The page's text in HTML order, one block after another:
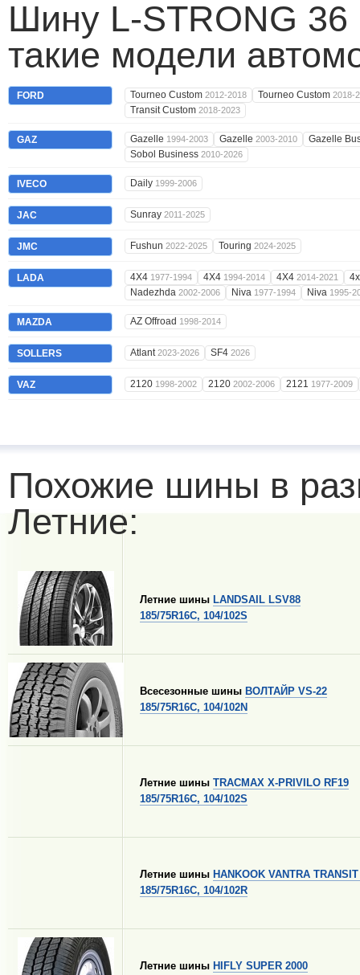
Шину L-STRONG 36
такие модели
FORD Tourneo Custom 2012-2018 Tourneo Custom 2018-
Transit Custom 2018-2023
GAZ Gazelle 1994-2003 Gazelle 2003-2010
Gazelle
Sobol Business 2010-2026
IVECO Daily 1999-2006
JAC Sunray 2011-2025
JMC Fushun 2022-2025 Touring 2024-2025
LADA 4X4 1977-1994 4X4 1994-2014 4X4 2014-2021
Nadezhda 2002-2006 Niva 1977-1994 Niva 1995-
MAZDA AZ Offroad 1998-2014
SOLLERS Atlant2023-2026 SF4 2026
VAZ 2120 1998-2002 2120 2002-2006 2121 1977-2009
Похожие шины в
Летние:
Летние шины LANDSAIL LSV88
185/75R16C, 104/102S
Всесезонные шины ВОЛТАЙР VS-22
185/75R16C, 104/102N
Летние шины TRACMAX X-PRIVILO RF19
185/75R16C, 104/102S
Летние шины HANKOOK VANTRA
185/75R16C, 104/102R
Летние шины HIFLY SUPER 2000